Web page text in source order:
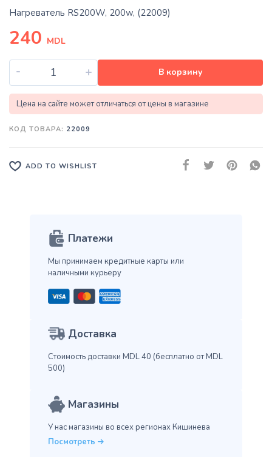
Нагреватель RS200W, 200w, (22009)
240 MDL
- + В корзину
Цена на сайте может отличаться от цены в магазине
КОД ТОВАРА: 22009
ADD TO WISHLIST
Платежи
Мы принимаем кредитные карты или
наличными курьеру
Доставка
Стоимость доставки MDL 40 (бесплатно от MDL
500)
Магазины
У нас магазины во всех регионах Кишинева
Посмотреть